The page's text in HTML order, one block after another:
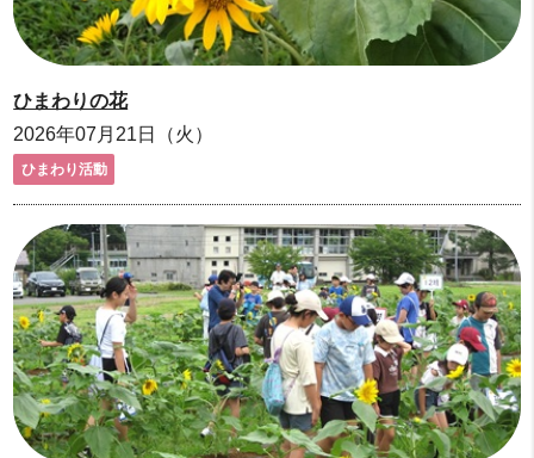
ひまわりの花
2026年07月21日（火）
ひまわり活動